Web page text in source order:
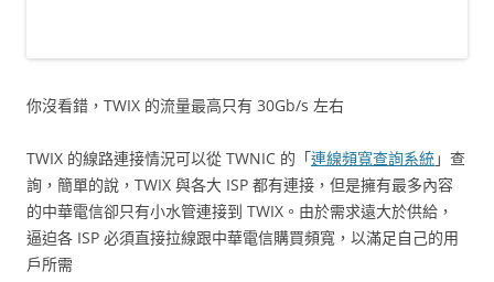
你沒看錯，TWIX 的流量最高只有 30Gb/s 左右
TWIX 的線路連接情況可以從 TWNIC 的「連線頻寬查詢系統」查
詢，簡單的說，TWIX 與各大 ISP 都有連接，但是擁有最多內容
的中華電信卻只有小水管連接到 TWIX。由於需求遠大於供給，
逼迫各 ISP 必須直接拉線跟中華電信購買頻寬，以滿足自己的用
戶所需